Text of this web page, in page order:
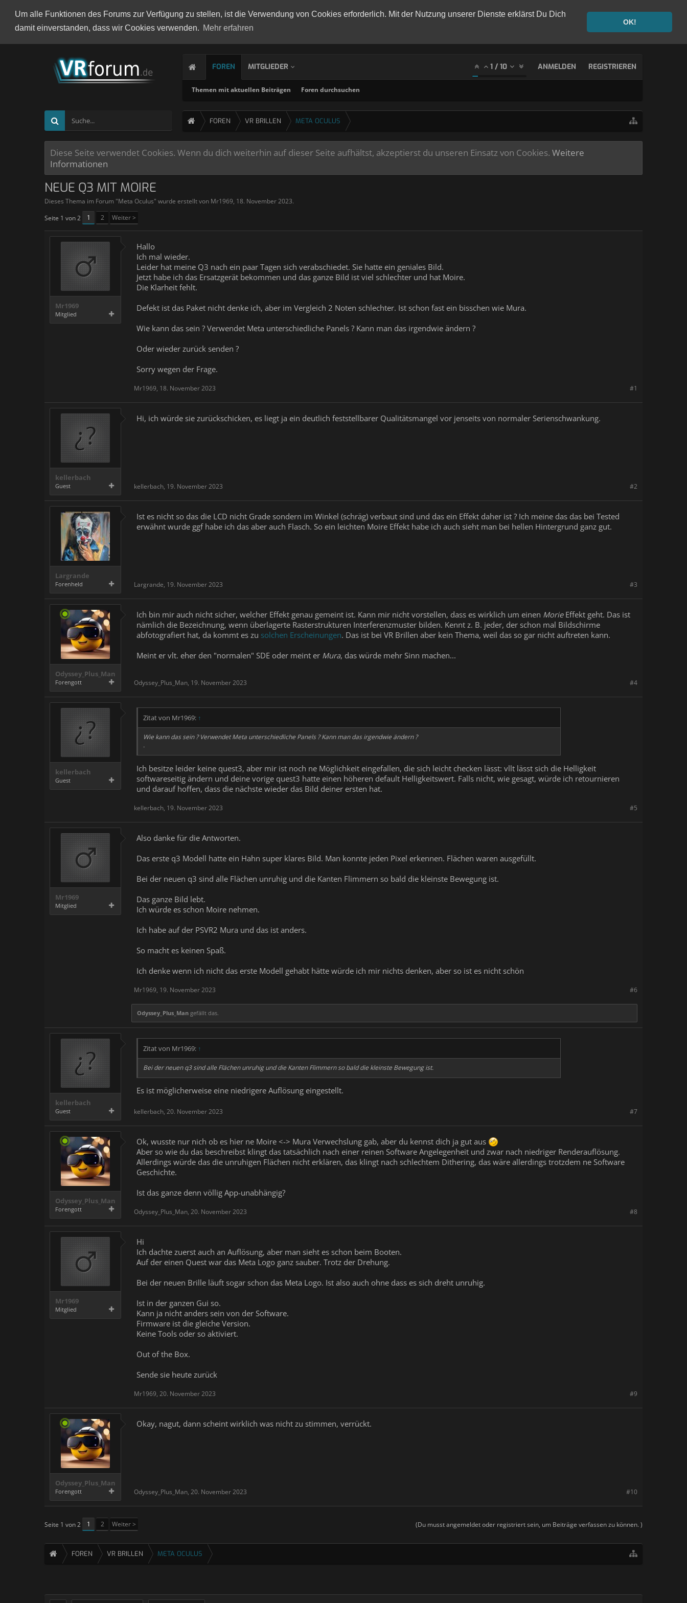
Um alle Funktionen des Forums zur Verfügung zu stellen, ist die Verwendung von Cookies erforderlich. Mit der Nutzung unserer Dienste erklärst Du Dich
damit einverstanden, dass wir Cookies verwenden. Mehr erfahren
OK!
FOREN
Themen mit aktuellen Beiträgen Foren durchsuchen
MITGLIEDER 1 / 10 ANMELDEN REGISTRIEREN
FOREN VR BRILLEN META OCULUS
Diese Seite verwendet Cookies. Wenn du dich weiterhin auf dieser Seite aufhältst, akzeptierst du unseren Einsatz von Cookies. Weitere
Informationen
NEUE Q3 MIT MOIRE
Dieses Thema im Forum "Meta Oculus" wurde erstellt von Mr1969, 18. November 2023.
Seite 1 von 2
1 2 Weiter >
Mr1969
Mitglied
Hallo
Ich mal wieder.
Leider hat meine Q3 nach ein paar Tagen sich verabschiedet. Sie hatte ein geniales Bild.
Jetzt habe ich das Ersatzgerät bekommen und das ganze Bild ist viel schlechter und hat Moire.
Die Klarheit fehlt.
Defekt ist das Paket nicht denke ich, aber im Vergleich 2 Noten schlechter. Ist schon fast ein bisschen wie Mura.
Wie kann das sein ? Verwendet Meta unterschiedliche Panels ? Kann man das irgendwie ändern ?
Oder wieder zurück senden ?
Sorry wegen der Frage.
#1
Mr1969, 18. November 2023
kellerbach
Guest
Hi, ich würde sie zurückschicken, es liegt ja ein deutlich feststellbarer Qualitätsmangel vor jenseits von normaler Serienschwankung.
#2
kellerbach, 19. November 2023
Largrande
Forenheld
Ist es nicht so das die LCD nicht Grade sondern im Winkel (schräg) verbaut sind und das ein Effekt daher ist ? Ich meine das das bei Tested
erwähnt wurde ggf habe ich das aber auch Flasch. So ein leichten Moire Effekt habe ich auch sieht man bei hellen Hintergrund ganz gut.
#3
Largrande, 19. November 2023
Odyssey_Plus_Man
Forengott
Ich bin mir auch nicht sicher, welcher Effekt genau gemeint ist. Kann mir nicht vorstellen, dass es wirklich um einen MorieEffekt geht. Das ist
nämlich die Bezeichnung, wenn überlagerte Rasterstrukturen Interferenzmuster bilden. Kennt z. B. jeder, der schon mal Bildschirme
abfotografiert hat, da kommt es zu solchen Erscheinungen. Das ist bei VR Brillen aber kein Thema, weil das so gar nicht auftreten kann.
Meint er vlt. eher den "normalen" SDE oder meint er Mura, das würde mehr Sinn machen...
#4
Odyssey_Plus_Man, 19. November 2023
kellerbach
Guest
Zitat von Mr1969: ↑
Wie kann das sein ? Verwendet Meta unterschiedliche Panels ? Kann man das irgendwie ändern ?
.
Ich besitze leider keine quest3, aber mir ist noch ne Möglichkeit eingefallen, die sich leicht checken lässt: vllt lässt sich die Helligkeit
softwareseitig ändern und deine vorige quest3 hatte einen höheren default Helligkeitswert. Falls nicht, wie gesagt, würde ich retournieren
und darauf hoffen, dass die nächste wieder das Bild deiner ersten hat.
#5
kellerbach, 19. November 2023
Mr1969
Mitglied
Also danke für die Antworten.
Das erste q3 Modell hatte ein Hahn super klares Bild. Man konnte jeden Pixel erkennen. Flächen waren ausgefüllt.
Bei der neuen q3 sind alle Flächen unruhig und die Kanten Flimmern so bald die kleinste Bewegung ist.
Das ganze Bild lebt.
Ich würde es schon Moire nehmen.
Ich habe auf der PSVR2 Mura und das ist anders.
So macht es keinen Spaß.
Ich denke wenn ich nicht das erste Modell gehabt hätte würde ich mir nichts denken, aber so ist es nicht schön
#6
Mr1969, 19. November 2023
Odyssey_Plus_Man gefällt das.
kellerbach
Guest
Zitat von Mr1969: ↑
Bei der neuen q3 sind alle Flächen unruhig und die Kanten Flimmern so bald die kleinste Bewegung ist.
Es ist möglicherweise eine niedrigere Auflösung eingestellt.
#7
kellerbach, 20. November 2023
Odyssey_Plus_Man
Forengott
Ok, wusste nur nich ob es hier ne Moire <-> Mura Verwechslung gab, aber du kennst dich ja gut aus
Aber so wie du das beschreibst klingt das tatsächlich nach einer reinen Software Angelegenheit und zwar nach niedriger Renderauflösung.
Allerdings würde das die unruhigen Flächen nicht erklären, das klingt nach schlechtem Dithering, das wäre allerdings trotzdem ne Software
Geschichte.
Ist das ganze denn völlig App-unabhängig?
#8
Odyssey_Plus_Man, 20. November 2023
Mr1969
Mitglied
Hi
Ich dachte zuerst auch an Auflösung, aber man sieht es schon beim Booten.
Auf der einen Quest war das Meta Logo ganz sauber. Trotz der Drehung.
Bei der neuen Brille läuft sogar schon das Meta Logo. Ist also auch ohne dass es sich dreht unruhig.
Ist in der ganzen Gui so.
Kann ja nicht anders sein von der Software.
Firmware ist die gleiche Version.
Keine Tools oder so aktiviert.
Out of the Box.
Sende sie heute zurück
#9
Mr1969, 20. November 2023
Odyssey_Plus_Man
Forengott
Okay, nagut, dann scheint wirklich was nicht zu stimmen, verrückt.
#10
Odyssey_Plus_Man, 20. November 2023
(Du musst angemeldet oder registriert sein, um Beiträge verfassen zu können. )
Seite 1 von 2 1 2 Weiter >
FOREN VR BRILLEN META OCULUS